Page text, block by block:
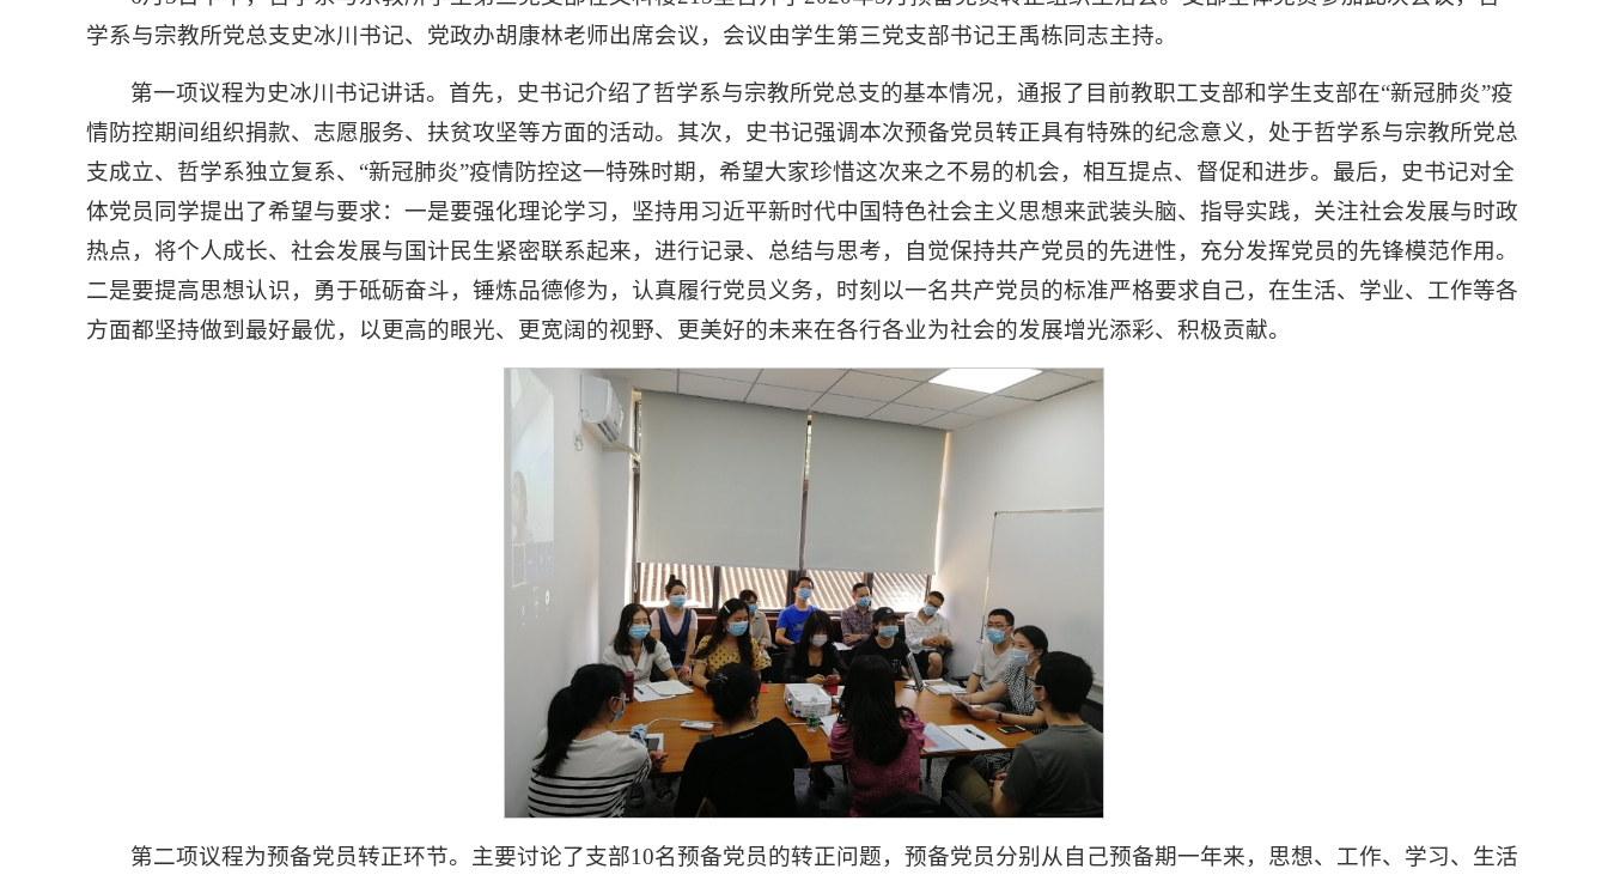
学系与宗教所党总支史冰川书记、党政办胡康林老师出席会议，会议由学生第三党支部书记王禹栋同志主持。
第一项议程为史冰川书记讲话。首先，史书记介绍了哲学系与宗教所党总支的基本情况，通报了目前教职工支部和学生支部在“新冠肺炎”疫
情防控期间组织捐款、志愿服务、扶贫攻坚等方面的活动。其次，史书记强调本次预备党员转正具有特殊的纪念意义，处于哲学系与宗教所党总
支成立、哲学系独立复系、“新冠肺炎”疫情防控这一特殊时期，希望大家珍惜这次来之不易的机会，相互提点、督促和进步。最后，史书记对全
体党员同学提出了希望与要求：一是要强化理论学习，坚持用习近平新时代中国特色社会主义思想来武装头脑、指导实践，关注社会发展与时政
热点，将个人成长、社会发展与国计民生紧密联系起来，进行记录、总结与思考，自觉保持共产党员的先进性，充分发挥党员的先锋模范作用。
二是要提高思想认识，勇于砥砺奋斗，锤炼品德修为，认真履行党员义务，时刻以一名共产党员的标准严格要求自己，在生活、学业、工作等各
方面都坚持做到最好最优，以更高的眼光、更宽阔的视野、更美好的未来在各行各业为社会的发展增光添彩、积极贡献。
第二项议程为预备党员转正环节。主要讨论了支部10名预备党员的转正问题，预备党员分别从自己预备期一年来，思想、工作、学习、生活